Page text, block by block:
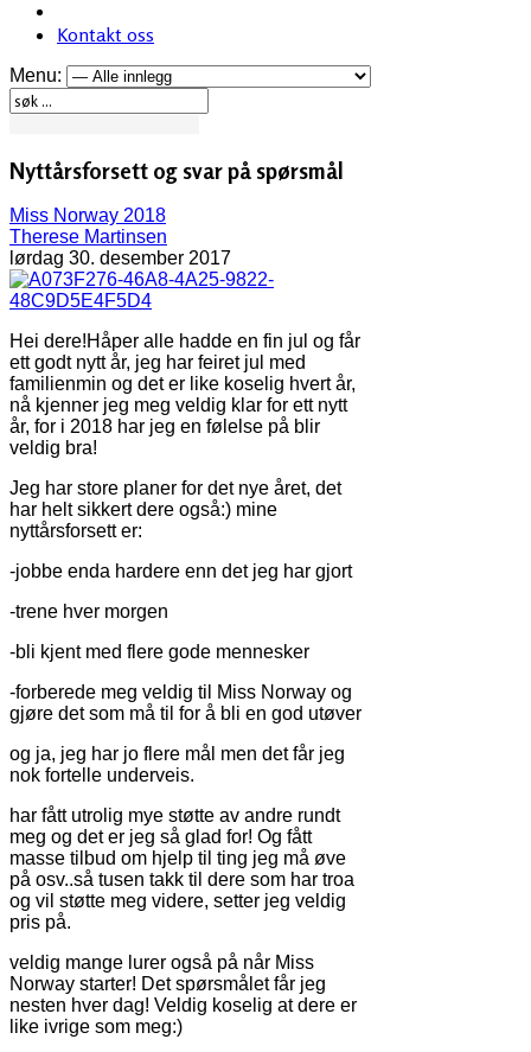
Kontakt oss
Menu:
Nyttårsforsett og svar på spørsmål
Miss Norway 2018
Therese Martinsen
lørdag 30. desember 2017
Hei dere!Håper alle hadde en fin jul og får
ett godt nytt år, jeg har feiret jul med
familienmin og det er like koselig hvert år,
nå kjenner jeg meg veldig klar for ett nytt
år, for i 2018 har jeg en følelse på blir
veldig bra!
Jeg har store planer for det nye året, det
har helt sikkert dere også:) mine
nyttårsforsett er:
-jobbe enda hardere enn det jeg har gjort
-trene hver morgen
-bli kjent med flere gode mennesker
-forberede meg veldig til Miss Norway og
gjøre det som må til for å bli en god utøver
og ja, jeg har jo flere mål men det får jeg
nok fortelle underveis.
har fått utrolig mye støtte av andre rundt
meg og det er jeg så glad for! Og fått
masse tilbud om hjelp til ting jeg må øve
på osv..så tusen takk til dere som har troa
og vil støtte meg videre, setter jeg veldig
pris på.
veldig mange lurer også på når Miss
Norway starter! Det spørsmålet får jeg
nesten hver dag! Veldig koselig at dere er
like ivrige som meg:)